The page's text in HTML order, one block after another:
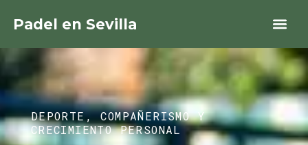
Padel en Sevilla
DEPORTE, COMPAÑERISMO Y
CRECIMIENTO PERSONAL